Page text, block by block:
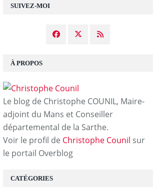
SUIVEZ-MOI
À PROPOS
Le blog de Christophe COUNIL, Maire-
adjoint du Mans et Conseiller
départemental de la Sarthe.
Voir le profil de Christophe Counil sur
le portail Overblog
CATÉGORIES